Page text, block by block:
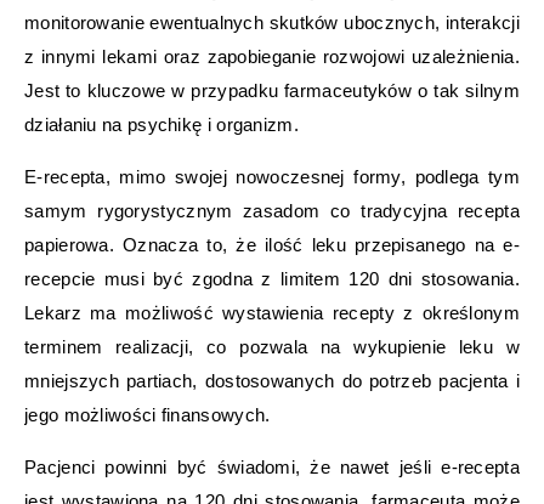
monitorowanie ewentualnych skutków ubocznych, interakcji
z innymi lekami oraz zapobieganie rozwojowi uzależnienia.
Jest to kluczowe w przypadku farmaceutyków o tak silnym
działaniu na psychikę i organizm.
E-recepta, mimo swojej nowoczesnej formy, podlega tym
samym rygorystycznym zasadom co tradycyjna recepta
papierowa. Oznacza to, że ilość leku przepisanego na e-
recepcie musi być zgodna z limitem 120 dni stosowania.
Lekarz ma możliwość wystawienia recepty z określonym
terminem realizacji, co pozwala na wykupienie leku w
mniejszych partiach, dostosowanych do potrzeb pacjenta i
jego możliwości finansowych.
Pacjenci powinni być świadomi, że nawet jeśli e-recepta